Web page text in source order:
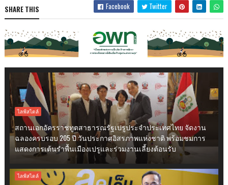
SHARE THIS Facebook Twitter
ไลฟ์สไตล์
สถานเอกอัครราชทูตสาธารณรัฐเปรูประจำประเทศไทย จัดงาน
ฉลองครบรอบ 205 ปี วันประกาศอิสรภาพแห่งชาติ พร้อมชมการ
แสดงการเต้นรำพื้นเมืองเปรูและร่วมงานเลี้ยงต้อนรับ
ไลฟ์สไตล์